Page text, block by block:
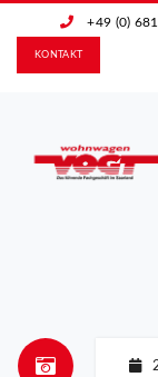
+49 (0)
KONTAKT